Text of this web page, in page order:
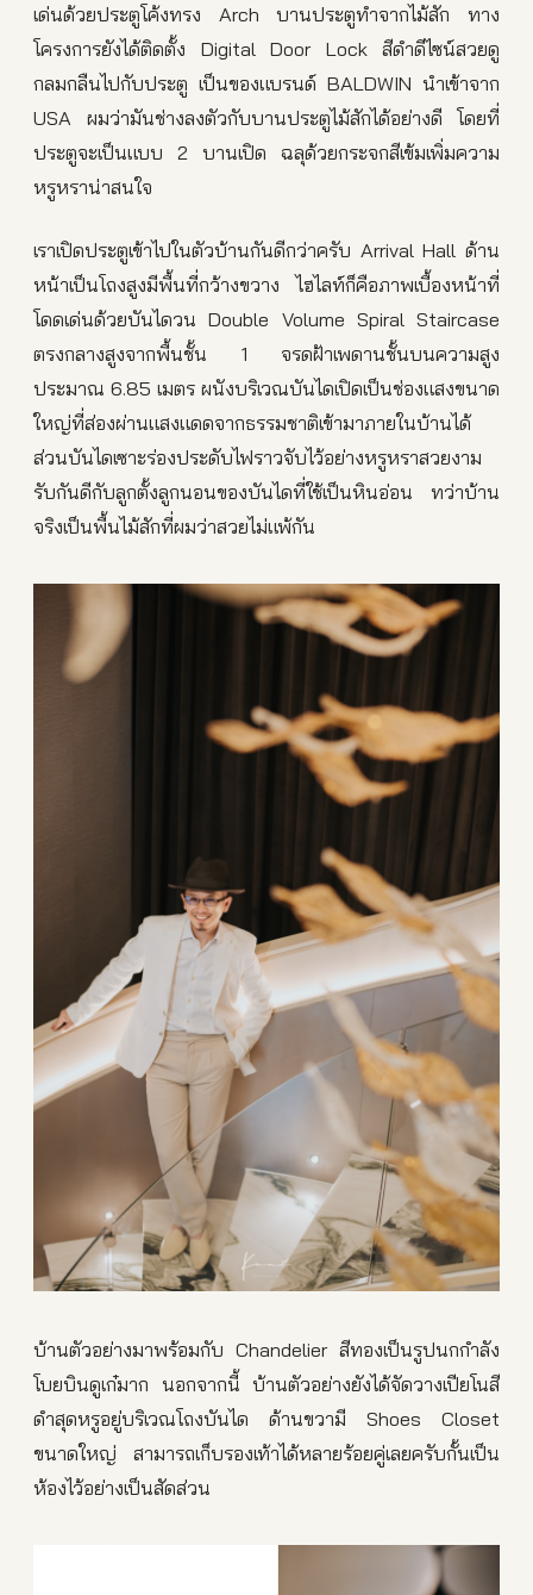
เด่นด้วยประตูโค้งทรง Arch บานประตูทำจากไม้สัก ทาง
โครงการยังได้ติดตั้ง Digital Door Lock สีดำดีไซน์สวยดู
กลมกลืนไปกับประตู เป็นของแบรนด์ BALDWIN นำเข้าจาก
USA ผมว่ามันช่างลงตัวกับบานประตูไม้สักได้อย่างดี โดยที่
ประตูจะเป็นแบบ 2 บานเปิด ฉลุด้วยกระจกสีเข้มเพิ่มความ
หรูหราน่าสนใจ
เราเปิดประตูเข้าไปในตัวบ้านกันดีกว่าครับ Arrival Hall ด้าน
หน้าเป็นโถงสูงมีพื้นที่กว้างขวาง ไฮไลท์ก็คือภาพเบื้องหน้าที่
โดดเด่นด้วยบันไดวน Double Volume Spiral Staircase
ตรงกลางสูงจากพื้นชั้น 1 จรดฝ้าเพดานชั้นบนความสูง
ประมาณ 6.85 เมตร ผนังบริเวณบันไดเปิดเป็นช่องแสงขนาด
ใหญ่ที่ส่องผ่านแสงแดดจากธรรมชาติเข้ามาภายในบ้านได้
ส่วนบันไดเซาะร่องประดับไฟราวจับไว้อย่างหรูหราสวยงาม
รับกันดีกับลูกตั้งลูกนอนของบันไดที่ใช้เป็นหินอ่อน ทว่าบ้าน
จริงเป็นพื้นไม้สักที่ผมว่าสวยไม่แพ้กัน
บ้านตัวอย่างมาพร้อมกับ Chandelier สีทองเป็นรูปนกกำลัง
โบยบินดูเก๋มาก นอกจากนี้ บ้านตัวอย่างยังได้จัดวางเปียโนสี
ดำสุดหรูอยู่บริเวณโถงบันได ด้านขวามี Shoes Closet
ขนาดใหญ่ สามารถเก็บรองเท้าได้หลายร้อยคู่เลยครับกั้นเป็น
ห้องไว้อย่างเป็นสัดส่วน